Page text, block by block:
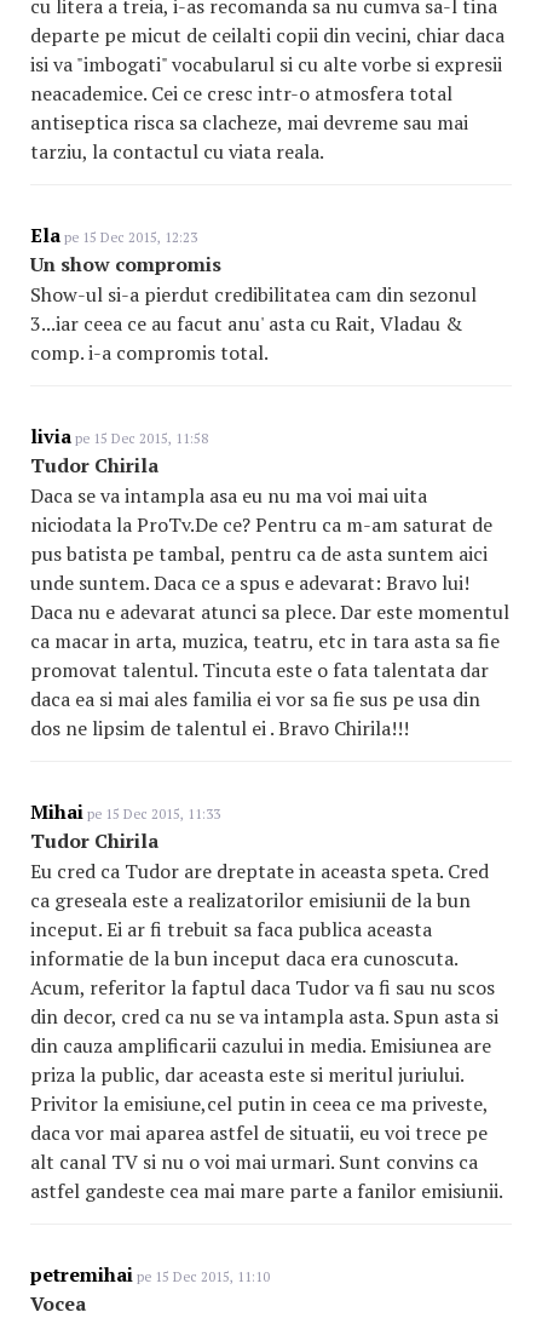
cu litera a treia, i-as recomanda sa nu cumva sa-l tina
departe pe micut de ceilalti copii din vecini, chiar daca
isi va "imbogati" vocabularul si cu alte vorbe si expresii
neacademice. Cei ce cresc intr-o atmosfera total
antiseptica risca sa clacheze, mai devreme sau mai
tarziu, la contactul cu viata reala.
Ela pe 15 Dec 2015, 12:23
Un show compromis
Show-ul si-a pierdut credibilitatea cam din sezonul
3...iar ceea ce au facut anu' asta cu Rait, Vladau &
comp. i-a compromis total.
livia pe 15 Dec 2015, 11:58
Tudor Chirila
Daca se va intampla asa eu nu ma voi mai uita
niciodata la ProTv.De ce? Pentru ca m-am saturat de
pus batista pe tambal, pentru ca de asta suntem aici
unde suntem. Daca ce a spus e adevarat: Bravo lui!
Daca nu e adevarat atunci sa plece. Dar este momentul
ca macar in arta, muzica, teatru, etc in tara asta sa fie
promovat talentul. Tincuta este o fata talentata dar
daca ea si mai ales familia ei vor sa fie sus pe usa din
dos ne lipsim de talentul ei . Bravo Chirila!!!
Mihai pe 15 Dec 2015, 11:33
Tudor Chirila
Eu cred ca Tudor are dreptate in aceasta speta. Cred
ca greseala este a realizatorilor emisiunii de la bun
inceput. Ei ar fi trebuit sa faca publica aceasta
informatie de la bun inceput daca era cunoscuta.
Acum, referitor la faptul daca Tudor va fi sau nu scos
din decor, cred ca nu se va intampla asta. Spun asta si
din cauza amplificarii cazului in media. Emisiunea are
priza la public, dar aceasta este si meritul juriului.
Privitor la emisiune,cel putin in ceea ce ma priveste,
daca vor mai aparea astfel de situatii, eu voi trece pe
alt canal TV si nu o voi mai urmari. Sunt convins ca
astfel gandeste cea mai mare parte a fanilor emisiunii.
petremihai pe 15 Dec 2015, 11:10
Vocea